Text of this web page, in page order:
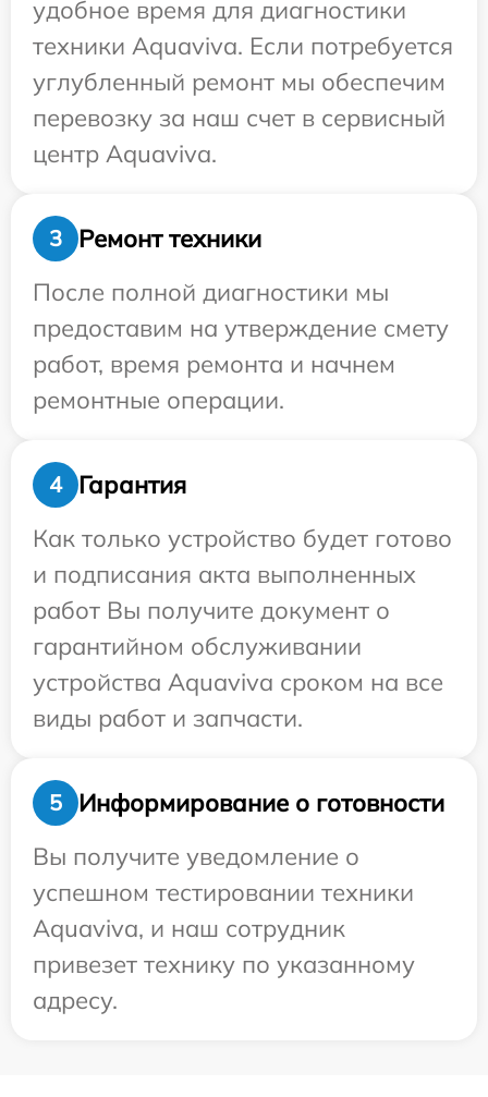
удобное время для диагностики
техники Aquaviva. Если потребуется
углубленный ремонт мы обеспечим
перевозку за наш счет в сервисный
центр Aquaviva.
3
Ремонт техники
После полной диагностики мы
предоставим на утверждение смету
работ, время ремонта и начнем
ремонтные операции.
4
Гарантия
Как только устройство будет готово
и подписания акта выполненных
работ Вы получите документ о
гарантийном обслуживании
устройства Aquaviva сроком на все
виды работ и запчасти.
5
Информирование о готовности
Вы получите уведомление о
успешном тестировании техники
Aquaviva, и наш сотрудник
привезет технику по указанному
адресу.